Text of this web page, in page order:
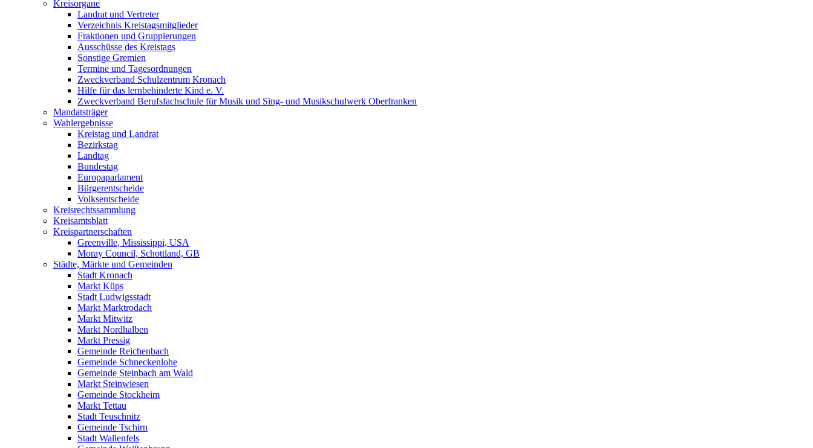
Kreisorgane
Landrat und Vertreter
Verzeichnis Kreistagsmitglieder
Fraktionen und Gruppierungen
Ausschüsse des Kreistags
Sonstige Gremien
Termine und Tagesordnungen
Zweckverband Schulzentrum Kronach
Hilfe für das lernbehinderte Kind e. V.
Zweckverband Berufsfachschule für Musik und Sing- und Musikschulwerk Oberfranken
Mandatsträger
Wahlergebnisse
Kreistag und Landrat
Bezirkstag
Landtag
Bundestag
Europaparlament
Bürgerentscheide
Volksentscheide
Kreisrechtssammlung
Kreisamtsblatt
Kreispartnerschaften
Greenville, Mississippi, USA
Moray Council, Schottland, GB
Städte, Märkte und Gemeinden
Stadt Kronach
Markt Küps
Stadt Ludwigsstadt
Markt Marktrodach
Markt Mitwitz
Markt Nordhalben
Markt Pressig
Gemeinde Reichenbach
Gemeinde Schneckenlohe
Gemeinde Steinbach am Wald
Markt Steinwiesen
Gemeinde Stockheim
Markt Tettau
Stadt Teuschnitz
Gemeinde Tschirn
Stadt Wallenfels